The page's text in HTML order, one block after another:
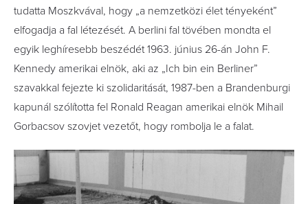
tudatta Moszkvával, hogy „a nemzetközi élet tényeként”
elfogadja a fal létezését. A berlini fal tövében mondta el
egyik leghíresebb beszédét 1963. június 26-án John F.
Kennedy amerikai elnök, aki az „Ich bin ein Berliner”
szavakkal fejezte ki szolidaritását, 1987-ben a Brandenburgi
kapunál szólította fel Ronald Reagan amerikai elnök Mihail
Gorbacsov szovjet vezetőt, hogy rombolja le a falat.